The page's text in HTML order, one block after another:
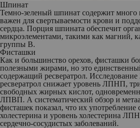
Шпинат
Темно-зеленый шпинат содержит много
важен для свертываемости крови и
сердца. Порция шпината обеспечит
микроэлементами, такими как магний,
группы B.
Фисташки
Как и большинство орехов, фисташки
полезными жирами, но это
содержащий ресвератрол. Исследование
ресвератрол снижает уровень ЛПНП,
свободных жирных кислот,
ЛПВП. А систематический обзор и
фисташек показал, что их
холестерина и уровень холестерина
сердечно-сосудистых заболеваний.